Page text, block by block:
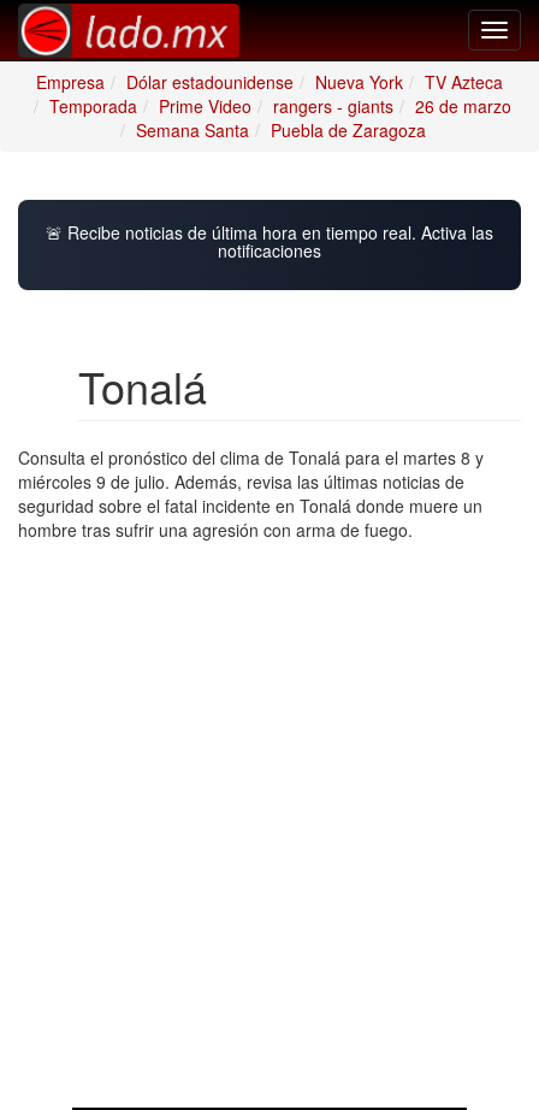
Empresa
Dólar estadounidense Nueva York
TV Azteca
Temporada
Prime Video rangers - giants
26 de marzo
Semana Santa
Puebla de Zaragoza
🚨 Recibe noticias de última hora en tiempo real. Activa las
notificaciones
Tonalá
Consulta el pronóstico del clima de Tonalá para el martes 8 y
miércoles 9 de julio. Además, revisa las últimas noticias de
seguridad sobre el fatal incidente en Tonalá donde muere un
hombre tras sufrir una agresión con arma de fuego.